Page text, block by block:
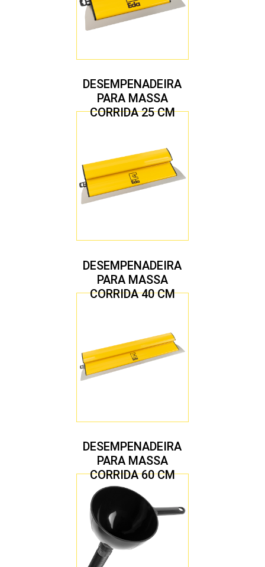
DESEMPENADEIRA
PARA MASSA
CORRIDA 25 CM
DESEMPENADEIRA
PARA MASSA
CORRIDA 40 CM
DESEMPENADEIRA
PARA MASSA
CORRIDA 60 CM